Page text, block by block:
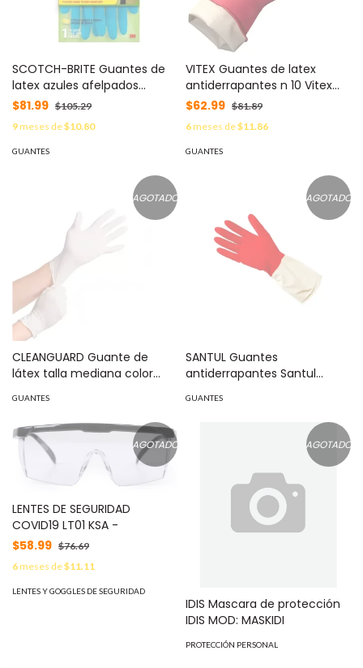
SCOTCH-BRITE Guantes de
latex azules afelpados
Scotch-brite 3M tamaño
mediano MOD: MN300112807
$81.99 $105.29
9meses de$10.80
GUANTES
VITEX Guantes de latex
antiderrapantes n 10 Vitex
color rojo MOD: GUA0025GV
$62.99 $81.89
6meses de$11.86
GUANTES
AGOTADO
CLEANGUARD Guante de
látex talla mediana color
piezas MOD: GLATEX
GUANTES
AGOTADO
SANTUL Guantes
antiderrapantes Santul
GUANTES
AGOTADO
LENTES DE SEGURIDAD
COVID19 LT01 KSA -
$58.99 $76.69
6meses de$11.11
LENTES Y GOGGLES DE SEGURIDAD
AGOTADO
IDIS Mascara de protección
IDIS MOD: MASKIDI
PROTECCIÓN PERSONAL